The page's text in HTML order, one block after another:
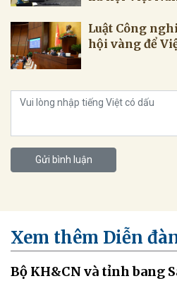
Luật Công
hội vàng để
Gửi bình luận
Xem thêm Diễn
Bộ KH&CN và tỉnh bang